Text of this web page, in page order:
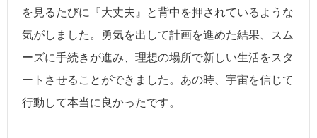
を見るたびに『大丈夫』と背中を押されているような
気がしました。勇気を出して計画を進めた結果、スム
ーズに手続きが進み、理想の場所で新しい生活をスタ
ートさせることができました。あの時、宇宙を信じて
行動して本当に良かったです。